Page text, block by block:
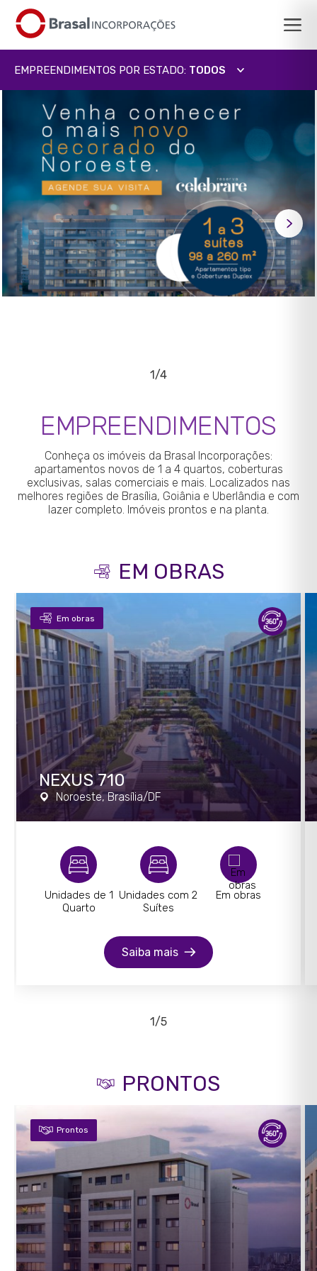
EMPREENDIMENTOS POR ESTADO: TODOS
TODOS
DISTRITO FEDERAL
GOIÁS
MINAS GERAIS
1/4
EMPREENDIMENTOS
Conheça os imóveis da Brasal Incorporações:
apartamentos novos de 1 a 4 quartos, coberturas
exclusivas, salas comerciais e mais. Localizados nas
melhores regiões de Brasília, Goiânia e Uberlândia e com
lazer completo. Imóveis prontos e na planta.
EM OBRAS
Em obras
NEXUS 710
Noroeste, Brasília/DF
Unidades de 1
Quarto
Unidades com 2
Suítes
Em obras
Saiba mais
1/5
PRONTOS
Prontos